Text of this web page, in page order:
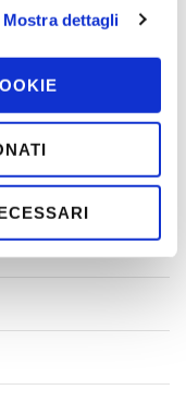
Mostra dettagli
La famiglia BNI